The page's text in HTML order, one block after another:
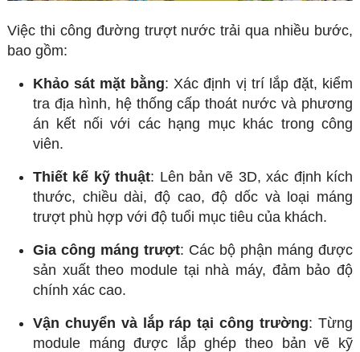
Việc thi công đường trượt nước trải qua nhiều bước,
bao gồm:
Khảo sát mặt bằng: Xác định vị trí lắp đặt, kiểm
tra địa hình, hệ thống cấp thoát nước và phương
án kết nối với các hạng mục khác trong công
viên.
Thiết kế kỹ thuật: Lên bản vẽ 3D, xác định kích
thước, chiều dài, độ cao, độ dốc và loại máng
trượt phù hợp với độ tuổi mục tiêu của khách.
Gia công máng trượt: Các bộ phận máng được
sản xuất theo module tại nhà máy, đảm bảo độ
chính xác cao.
Vận chuyển và lắp ráp tại công trường: Từng
module máng được lắp ghép theo bản vẽ kỹ